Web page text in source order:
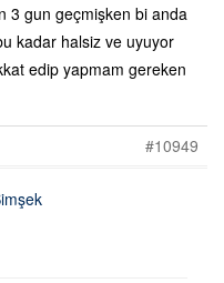
3 gun geçmişken bi anda
kadar halsiz ve uyuyor
edip yapmam gereken
#10949